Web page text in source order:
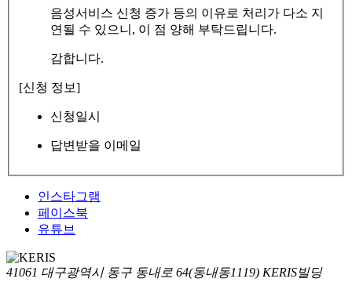
음성서비스 신청 증가 등의 이유로 처리가 다소 지
연될 수 있으니, 이 점 양해 부탁드립니다.
감합니다.
[신청 정보]
신청일시
답변받을 이메일
인스타그램
페이스북
유튜브
41061 대구광역시 동구 동내로 64(동내동1119) KERIS빌딩